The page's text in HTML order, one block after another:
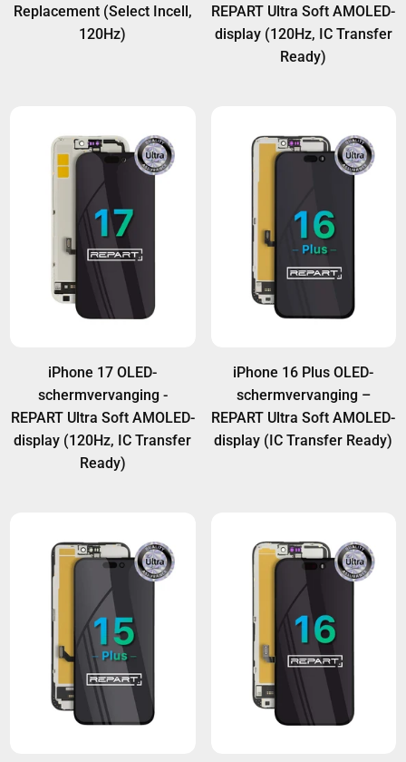
Replacement (Select Incell,
120Hz)
REPART Ultra Soft AMOLED-
display (120Hz, IC Transfer
Ready)
iPhone 17 OLED-
schermvervanging -
REPART Ultra Soft AMOLED-
display (120Hz, IC Transfer
Ready)
iPhone 16 Plus OLED-
schermvervanging –
REPART Ultra Soft AMOLED-
display (IC Transfer Ready)